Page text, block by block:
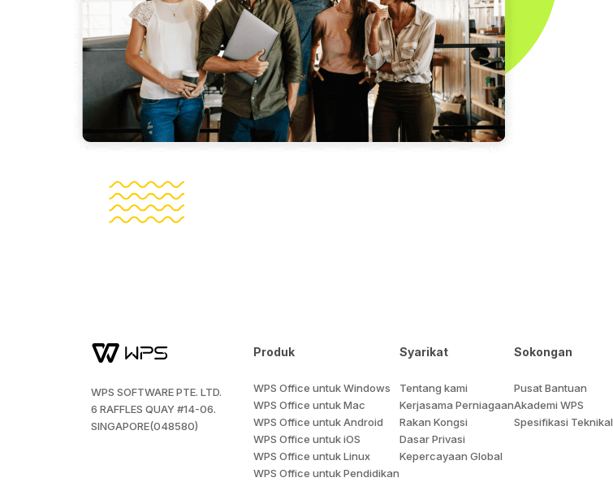
WPS SOFTWARE PTE. LTD.
6 RAFFLES QUAY #14-06.
SINGAPORE(048580)
Produk
WPS Office untuk Windows
WPS Office untuk Mac
WPS Office untuk Android
WPS Office untuk iOS
WPS Office untuk Linux
WPS Office untuk Pendidikan
Syarikat
Tentang kami
Kerjasama Perniagaan
Rakan Kongsi
Dasar Privasi
Kepercayaan Global
Sokongan
Pusat Bantuan
Akademi WPS
Spesifikasi Teknikal